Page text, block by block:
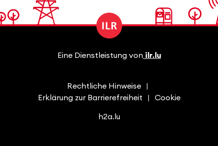
Rechtliche Hinweise
Erklärung zur Barrierefreiheit
Cookie
Eine Dienstleistung vonilr.lu
h2a.lu